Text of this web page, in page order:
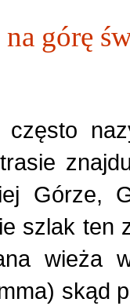
górę
często
Górze,
szlak ten
wieża
skąd